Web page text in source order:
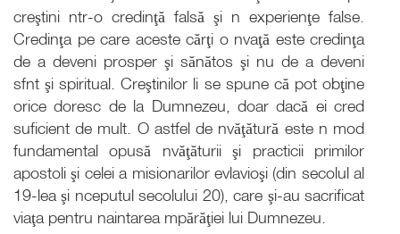
creştini ntr-o credinţă falsă şi n experienţe false.
Credinţa pe care aceste cărţi o nvaţă este credinţa
de a deveni prosper şi sănătos şi nu de a deveni
sfnt şi spiritual. Creştinilor li se spune că pot obţine
orice doresc de la Dumnezeu, doar dacă ei cred
suficient de mult. O astfel de nvăţătură este n mod
fundamental opusă nvăţăturii şi practicii primilor
apostoli şi celei a misionarilor evlavioşi (din secolul al
19-lea şi nceputul secolului 20), care şi-au sacrificat
viaţa pentru naintarea mpărăţiei lui Dumnezeu.